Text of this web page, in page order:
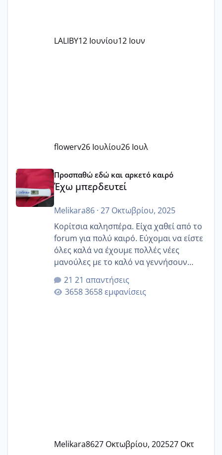
LALIBY12 Ιουνίου12 Ιουν
flowerv26 Ιουλίου26 Ιουλ
Έχω μπερδευτεί
Προσπαθώ εδώ και αρκετό καιρό
Έχω μπερδευτεί
Melikara86· 27 Οκτωβρίου, 2025
Κορίτσια καλησπέρα. Είχα χαθεί από το
forum για πολύ καιρό. Εύχομαι να είστε
όλες καλά να έχουμε πολλές νέες
μανούλες με το καλό να γεννήσουν
αυτές που ήδη περιμένουν. Να πάρουν
γερα μωράκια στην αγκαλίτσα τους
🙏🏼🙏🏼 Ας πάμε λοιπόν στο θέμα μου.
21 απαντήσεις
3658 εμφανίσεις
Melikara8627 Οκτωβρίου, 202527 Οκτ